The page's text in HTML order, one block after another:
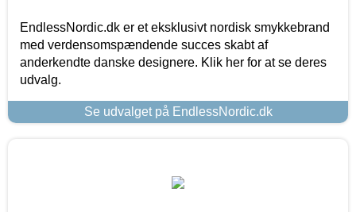
EndlessNordic.dk er et eksklusivt nordisk smykkebrand
med verdensomspændende succes skabt af
anderkendte danske designere. Klik her for at se deres
udvalg.
Se udvalget på EndlessNordic.dk